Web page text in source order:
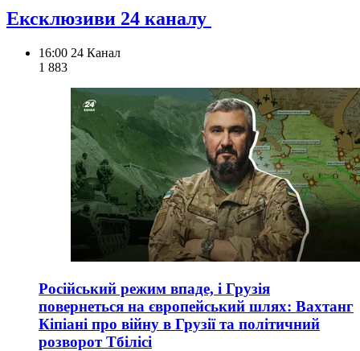
Ексклюзиви 24 каналу
16:00 24 Канал
1 883
Російський режим впаде, і Грузія
повернеться на європейський шлях: Вахтанг
Кіпіані про війну в Грузії та політичний
розворот Тбілісі